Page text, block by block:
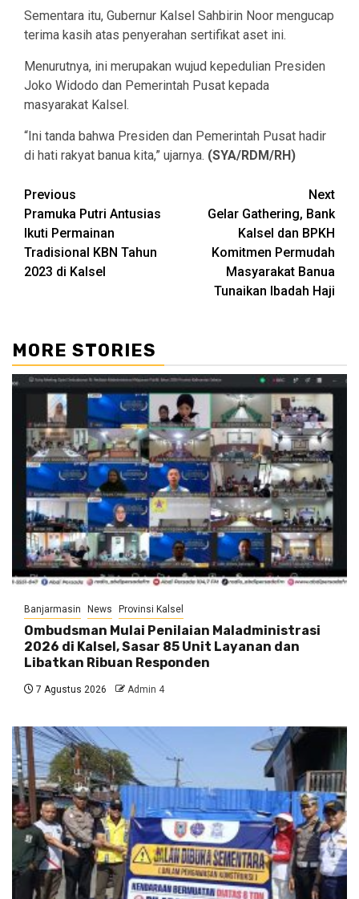
Sementara itu, Gubernur Kalsel Sahbirin Noor mengucap
terima kasih atas penyerahan sertifikat aset ini.
Menurutnya, ini merupakan wujud kepedulian Presiden
Joko Widodo dan Pemerintah Pusat kepada
masyarakat Kalsel.
“Ini tanda bahwa Presiden dan Pemerintah Pusat hadir
di hati rakyat banua kita,” ujarnya. (SYA/RDM/RH)
Continue
Reading
Previous
Pramuka Putri Antusias
Ikuti Permainan
Tradisional KBN Tahun
2023 di Kalsel
Next
Gelar Gathering, Bank
Kalsel dan BPKH
Komitmen Permudah
Masyarakat Banua
Tunaikan Ibadah Haji
MORE STORIES
Banjarmasin News Provinsi Kalsel
Ombudsman Mulai Penilaian Maladministrasi
2026 di Kalsel, Sasar 85 Unit Layanan dan
Libatkan Ribuan Responden
7 Agustus 2026 Admin 4